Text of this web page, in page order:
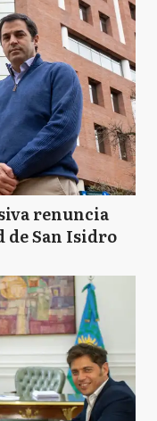
renuncia
de San Isidro